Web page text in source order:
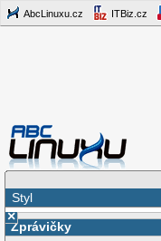
AbcLinuxu.cz ITBiz.cz
Styl
×
Zprávičky